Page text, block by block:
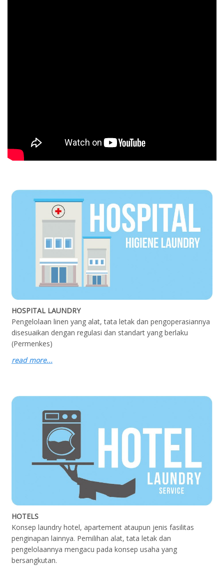
HOSPITAL LAUNDRY
Pengelolaan linen yang alat, tata letak dan pengoperasiannya
disesuaikan dengan regulasi dan standart yang berlaku
(Permenkes)
read more...
HOTELS
Konsep laundry hotel, apartement ataupun jenis fasilitas
penginapan lainnya. Pemilihan alat, tata letak dan
pengelolaannya mengacu pada konsep usaha yang
bersangkutan.